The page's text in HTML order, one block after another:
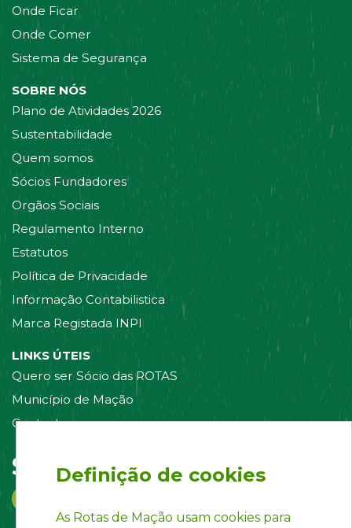
Onde Ficar
Onde Comer
Sistema de Segurança
SOBRE NÓS
Plano de Atividades 2026
Sustentabilidade
Quem somos
Sócios Fundadores
Orgãos Sociais
Regulamento Interno
Estatutos
Política de Privacidade
Informação Contabilistica
Marca Registada INPI
LINKS ÚTEIS
Quero ser Sócio das ROTAS
Município de Mação
Contacte-nos
Siga-nos em:
Definição de cookies
As Rotas de Mação usam cookies para